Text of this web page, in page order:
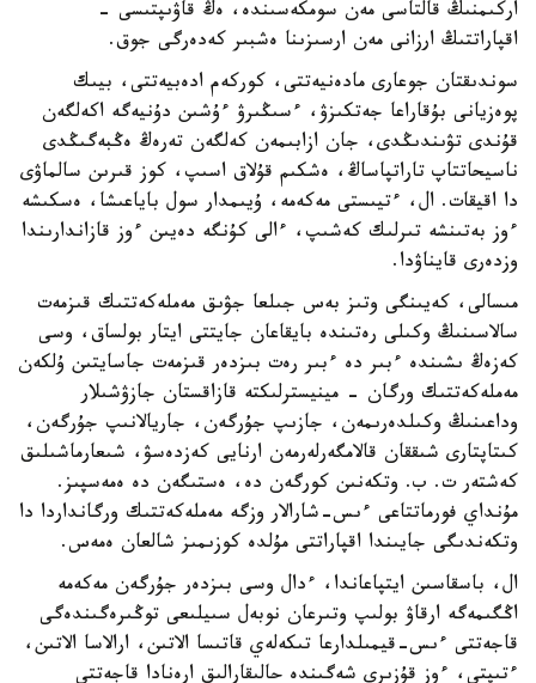
اركىمنىڭ قالتاسى مەن سومكەسىندە، ەڭ قاۋىپتىسى -
اقپاراتتىڭ ارزانى مەن ارسىزىنا ەشبىر كەدەرگى جوق.
سوندىقتان جوعارى مادەنيەتتى، كوركەم ادەبيەتتى، بيىك
پوەزيانى بۇقاراعا جەتكىزۋ، ءسىڭىرۋ ءۇشىن دۇنيەگە اكەلگەن
قۇندى تۋىندىڭدى، جان ازابىمەن كەلگەن تەرەڭ ەڭبەگىڭدى
ناسيحاتتاپ تاراتپاساڭ، ەشكىم قۇلاق اسىپ، كوز قىرىن سالماۋى
دا اقيقات. ال، ءتيىستى مەكەمە، ۇيىمدار سول باياعىشا، ەسكىشە
ءوز بەتىنشە تىرلىك كەشىپ، ءالى كۇنگە دەيىن ءوز قازاندارىندا
وزدەرى قايناۋدا.
مىسالى، كەيىنگى وتىز بەس جىلعا جۋىق مەملەكەتتىك قىزمەت
سالاسىنىڭ وكىلى رەتىندە بايقاعان جايتتى ايتار بولساق، وسى
كەزەڭ ىشىندە ءبىر دە ءبىر رەت بىزدەر قىزمەت جاسايتىن ۇلكەن
مەملەكەتتىك ورگان - مينيسترلىكتە قازاقستان جازۋشىلار
وداعىنىڭ وكىلدەرىمەن، جازىپ جۇرگەن، جاريالانىپ جۇرگەن،
كىتاپتارى شىققان قالامگەرلەرمەن ارنايى كەزدەسۋ، شىعارماشىلىق
كەشتەر ت. ب. وتكەنىن كورگەن دە، ەستىگەن دە ەمەسپىز.
مۇنداي فورماتتاعى ءىس-شارالار وزگە مەملەكەتتىك ورگانداردا دا
وتكەندىگى جايىندا اقپاراتتى مۇلدە كوزىمىز شالعان ەمەس.
ال، باسقاسىن ايتپاعاندا، ءدال وسى بىزدەر جۇرگەن مەكەمە
اڭگىمەگە ارقاۋ بولىپ وتىرعان نوبەل سىيلىعى توڭىرەگىندەگى
قاجەتتى ءىس-قيمىلدارعا تىكەلەي قاتىسا الاتىن، ارالاسا الاتىن،
ءتىپتى، ءوز قۇزىرى شەگىندە حالىقارالىق ارەنادا قاجەتتى